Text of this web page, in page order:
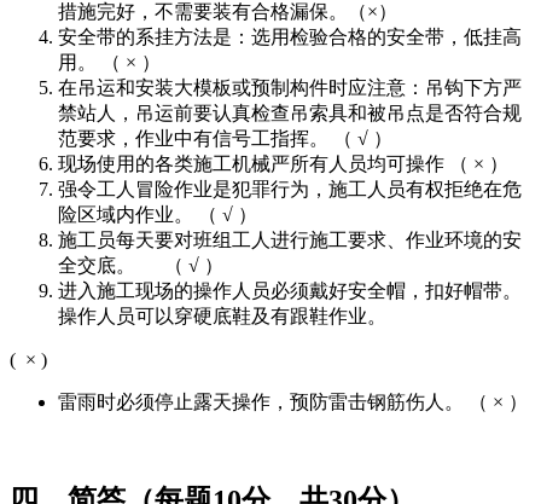
措施完好，不需要装有合格漏保。（×）
安全带的系挂方法是：选用检验合格的安全带，低挂高
用。 （ × ）
在吊运和安装大模板或预制构件时应注意：吊钩下方严
禁站人，吊运前要认真检查吊索具和被吊点是否符合规
范要求，作业中有信号工指挥。 （ √ ）
现场使用的各类施工机械严所有人员均可操作 （ × ）
强令工人冒险作业是犯罪行为，施工人员有权拒绝在危
险区域内作业。 （ √ ）
施工员每天要对班组工人进行施工要求、作业环境的安
全交底。 （ √ ）
进入施工现场的操作人员必须戴好安全帽，扣好帽带。
操作人员可以穿硬底鞋及有跟鞋作业。
( × )
雷雨时必须停止露天操作，预防雷击钢筋伤人。 （ × ）